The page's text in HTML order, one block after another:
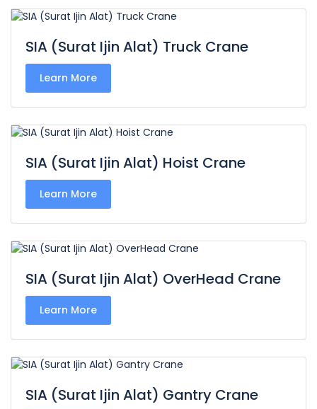
SIA (Surat Ijin Alat) Truck Crane
Learn More
SIA (Surat Ijin Alat) Hoist Crane
Learn More
SIA (Surat Ijin Alat) OverHead Crane
Learn More
SIA (Surat Ijin Alat) Gantry Crane